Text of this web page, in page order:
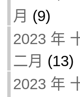
月 (9)
2023 年
二月 (13)
2023 年